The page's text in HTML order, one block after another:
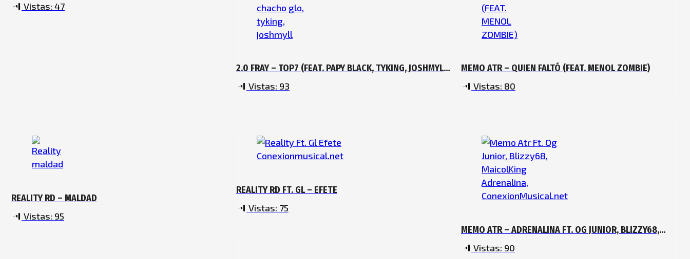
Vistas: 47
2.0 FRAY – TOP7 (FEAT. PAPY BLACK, TYKING, JOSHMYLL,
CHACO GLO, DEGRACIAO 70, RUSSO170
Vistas: 93
MEMO ATR – QUIEN FALTÓ (FEAT. MENOL ZOMBIE)
Vistas: 80
REALITY RD – MALDAD
Vistas: 95
REALITY RD FT. GL – EFETE
Vistas: 75
MEMO ATR – ADRENALINA FT. OG JUNIOR, BLIZZY68,
MAICOLKING
Vistas: 90